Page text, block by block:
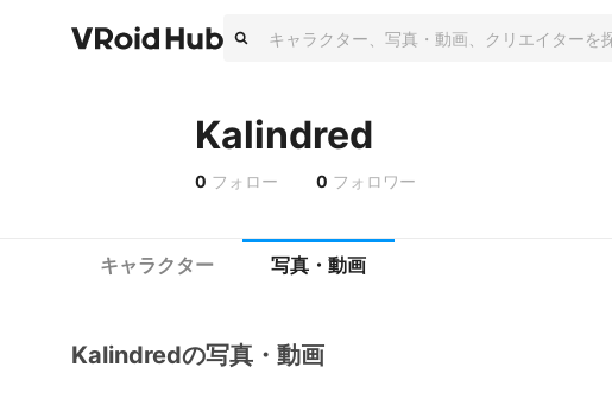
Kalindred
0 フォロー 0 フォロワー
キャラクター 写真・動画
Kalindredの写真・動画